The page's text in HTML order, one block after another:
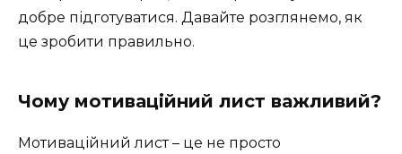
добре підготуватися. Давайте розглянемо, як
це зробити правильно.
Чому мотиваційний лист важливий?
Мотиваційний лист – це не просто